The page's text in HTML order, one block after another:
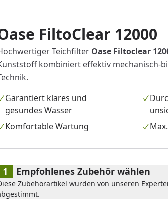
FiltoClear 12000
TeichfilterOase Filtoclear
kombiniert effektiv mechanisch-
Garantiert klares und
gesundes Wasser
Komfortable Wartung
Empfohlenes Zubehör wählen
Zubehörartikel wurden von unseren